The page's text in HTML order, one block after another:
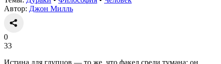
Автор: Джон Милль
0
33
Истина для глупцов — то же, что факел среди тумана: он